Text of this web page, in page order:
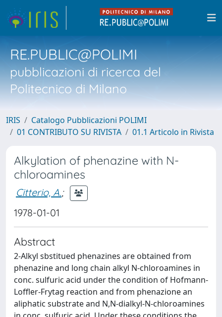
RE.PUBLIC@POLIMI
pubblicazioni di ricerca del
Politecnico di Milano
IRIS
Catalogo Pubblicazioni POLIMI
01 CONTRIBUTO SU RIVISTA
01.1 Articolo in Rivista
Alkylation of phenazine with N-
chloroamines
Citterio, A.;
1978-01-01
Abstract
2-Alkyl sbstitued phenazines are obtained from
phenazine and long chain alkyl N-chloroamines in
conc. sulfuric acid under the condition of Hofmann-
Loffler-Frytag reaction and from phenazione an
aliphatic substrate and N,N-dialkyl-N-chloroamines